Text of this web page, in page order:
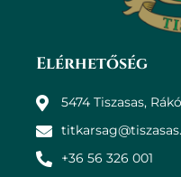
Elérhetőség
5474 Tiszasas,
+36 56 326 001